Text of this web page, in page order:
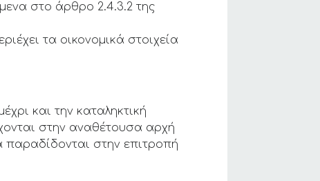
στο άρθρο 2.4.3.2 της
τα οικονομικά στοιχεία
και την καταληκτική
στην αναθέτουσα αρχή
στην επιτροπή